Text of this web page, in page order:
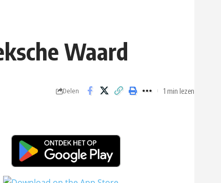
Waard
Delen 1 min lezen